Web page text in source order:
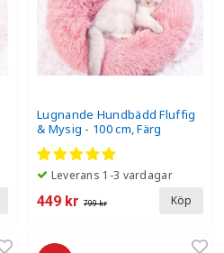
Lugnande Hundbädd Fluffig
& Mysig - 100 cm, Färg
Leverans 1-3 vardagar
449 kr 799 kr Köp